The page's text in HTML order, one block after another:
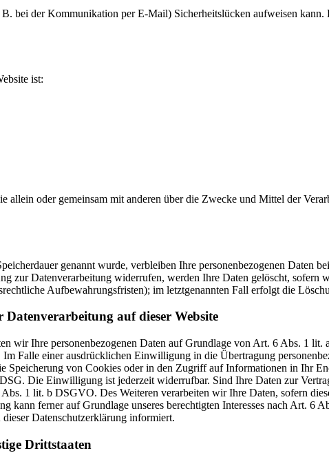
bei der Kommunikation per E-Mail) Sicherheitslücken aufweisen
ist:
allein oder gemeinsam mit anderen über die Zwecke und Mittel der
genannt wurde, verbleiben Ihre personenbezogenen Daten
zur Datenverarbeitung widerrufen, werden Ihre Daten gelöscht, sofern
Aufbewahrungsfristen); im letztgenannten Fall erfolgt die
auf dieser Website
wir Ihre personenbezogenen Daten auf Grundlage von Art. 6 Abs. 1
Falle einer ausdrücklichen Einwilligung in die Übertragung
von Cookies oder in den Zugriff auf Informationen in Ihr
Die Einwilligung ist jederzeit widerrufbar. Sind Ihre Daten zur
1 lit. b DSGVO. Des Weiteren verarbeiten wir Ihre Daten, sofern
kann ferner auf Grundlage unseres berechtigten Interesses nach Art.
Datenschutzerklärung informiert.
Drittstaaten